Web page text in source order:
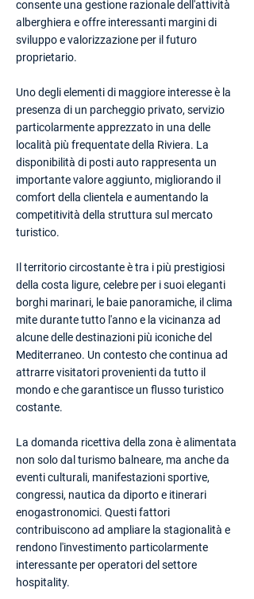
consente una gestione razionale dell'attività
alberghiera e offre interessanti margini di
sviluppo e valorizzazione per il futuro
proprietario.
Uno degli elementi di maggiore interesse è la
presenza di un parcheggio privato, servizio
particolarmente apprezzato in una delle
località più frequentate della Riviera. La
disponibilità di posti auto rappresenta un
importante valore aggiunto, migliorando il
comfort della clientela e aumentando la
competitività della struttura sul mercato
turistico.
Il territorio circostante è tra i più prestigiosi
della costa ligure, celebre per i suoi eleganti
borghi marinari, le baie panoramiche, il clima
mite durante tutto l'anno e la vicinanza ad
alcune delle destinazioni più iconiche del
Mediterraneo. Un contesto che continua ad
attrarre visitatori provenienti da tutto il
mondo e che garantisce un flusso turistico
costante.
La domanda ricettiva della zona è alimentata
non solo dal turismo balneare, ma anche da
eventi culturali, manifestazioni sportive,
congressi, nautica da diporto e itinerari
enogastronomici. Questi fattori
contribuiscono ad ampliare la stagionalità e
rendono l'investimento particolarmente
interessante per operatori del settore
hospitality.